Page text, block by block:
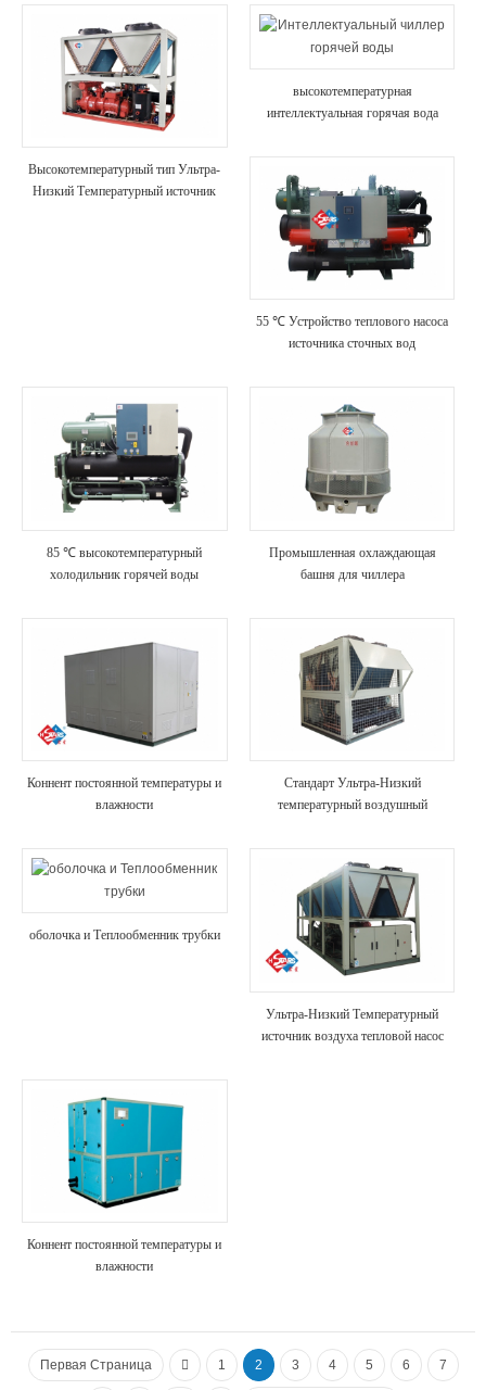
Высокотемпературный тип Ультра-
Низкий Температурный источник
высокотемпературная
интеллектуальная горячая вода
55 ℃ Устройство теплового насоса
источника сточных вод
85 ℃ высокотемпературный
холодильник горячей воды
Промышленная охлаждающая
башня для чиллера
Коннент постоянной температуры и
влажности
Стандарт Ультра-Низкий
температурный воздушный
оболочка и Теплообменник трубки
Ультра-Низкий Температурный
источник воздуха тепловой насос
Коннент постоянной температуры и
влажности
Первая Страница 1 2 3 4 5 6 7